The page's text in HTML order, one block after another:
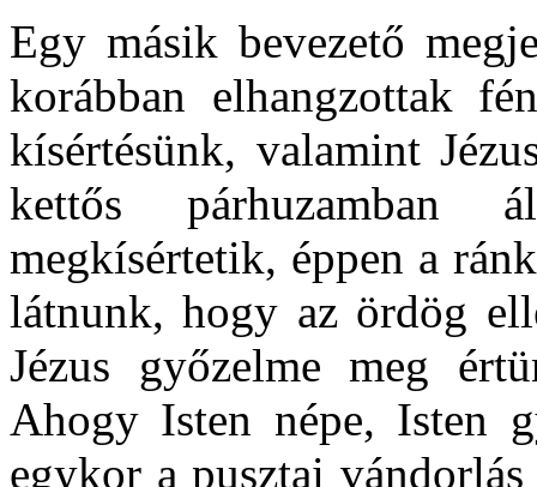
Egy másik bevezető
korábban elhangzottak
kísértésünk, valamint
kettős párhuzamban
megkísértetik, éppen a
látnunk, hogy az ördög
Jézus győzelme meg
Ahogy Isten népe, Isten
egykor a pusztai